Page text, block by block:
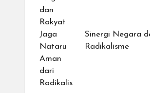
Sinergi Negara
Radikalisme